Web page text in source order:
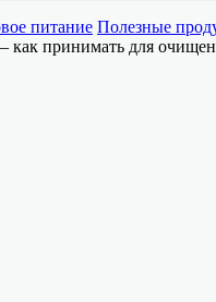
питание Полезные
как принимать для